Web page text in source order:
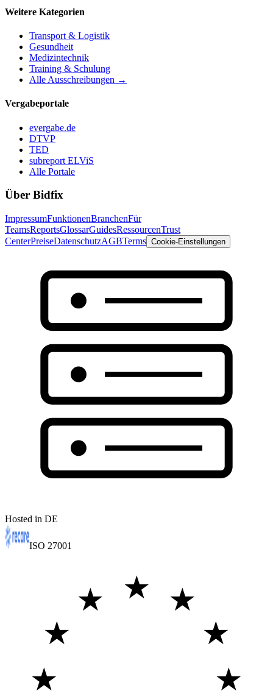
Weitere Kategorien
Transport & Logistik
Gesundheit
Medizintechnik
Training & Schulung
Alle Ausschreibungen →
Vergabeportale
evergabe.de
DTVP
TED
subreport ELViS
Alle Portale
Über Bidfix
ImpressumFunktionenBranchenFür
TeamsReportsGlossarGuidesRessourcenTrust
CenterPreiseDatenschutzAGBTerms Cookie-Einstellungen
Hosted in DE
ISO 27001
★ ★
★
★
★
★
★